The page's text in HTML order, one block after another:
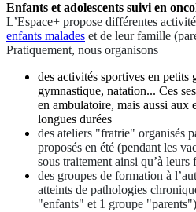
Enfants et adolescents suivi en
L’Espace+ propose différentes
enfants malades et de leur famille
Pratiquement, nous organisons
des activités sportives en petits
gymnastique, natation... Ces
en ambulatoire, mais aussi aux
longues durées
des ateliers "fratrie" organisés
proposés en été (pendant les
sous traitement ainsi qu’à leurs
des groupes de formation à
atteints de pathologies
"enfants" et 1 groupe